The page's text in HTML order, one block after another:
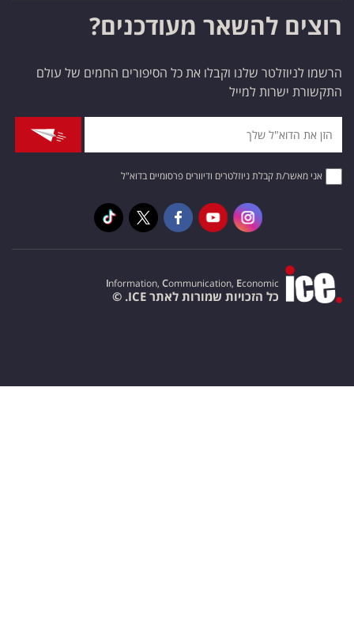
רוצים להשאר מעודכנים?
הרשמו לניוזלטר שלנו וקבלו את כל הסיפורים החמים של עולם
התקשורת ישרות למייל
אני מאשר/ת קבלת ניוזלטרים ודיוורים פרסומיים בדוא"ל
Information, Communication, Economic
כל הזכויות שמורות לאתר ICE. ©